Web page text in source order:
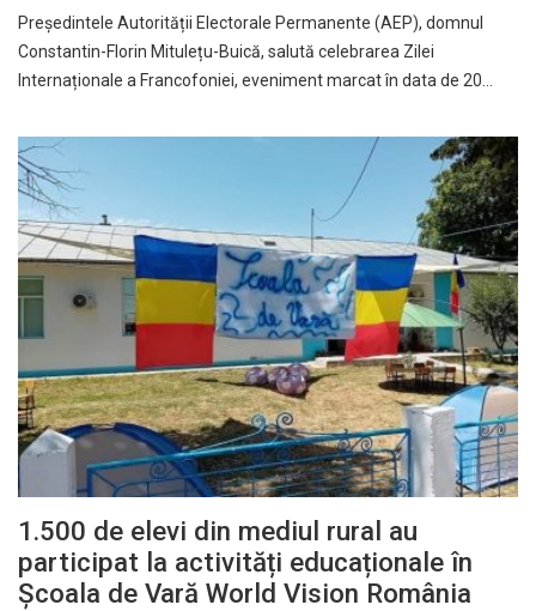
Președintele Autorității Electorale Permanente (AEP), domnul
Constantin-Florin Mitulețu-Buică, salută celebrarea Zilei
Internaționale a Francofoniei, eveniment marcat în data de 20…
1.500 de elevi din mediul rural au
participat la activități educaționale în
Școala de Vară World Vision România